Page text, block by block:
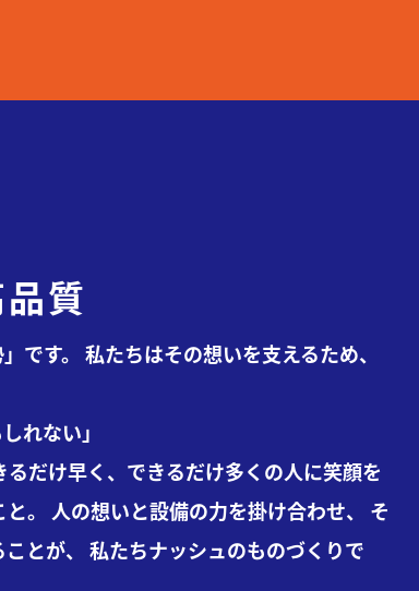
質
です。 私たちはその想いを支えるため、
れない」
るだけ早く、できるだけ多くの人に笑顔を
。 人の想いと設備の力を掛け合わせ、
そ
とが、
私たちナッシュのものづくりで